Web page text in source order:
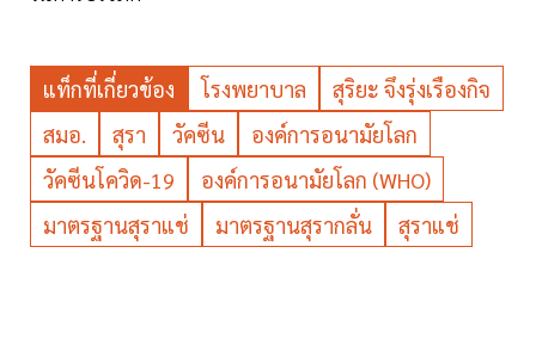
แท็กที่เกี่ยวข้อง โรงพยาบาล
สุริยะ จึงรุ่งเรืองกิจ
สมอ.
สุรา วัคซีน
องค์การอนามัยโลก
วัคซีนโควิด-19
องค์การอนามัยโลก (WHO)
มาตรฐานสุราแช่
มาตรฐานสุรากลั่น สุราแช่